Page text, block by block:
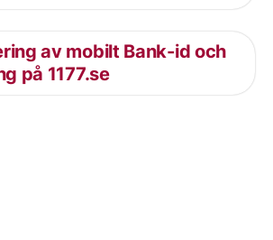
av mobilt Bank-id och
på 1177.se